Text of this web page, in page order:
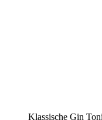
Klassische Gin